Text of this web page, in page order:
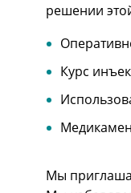
решении
Курс
Мы